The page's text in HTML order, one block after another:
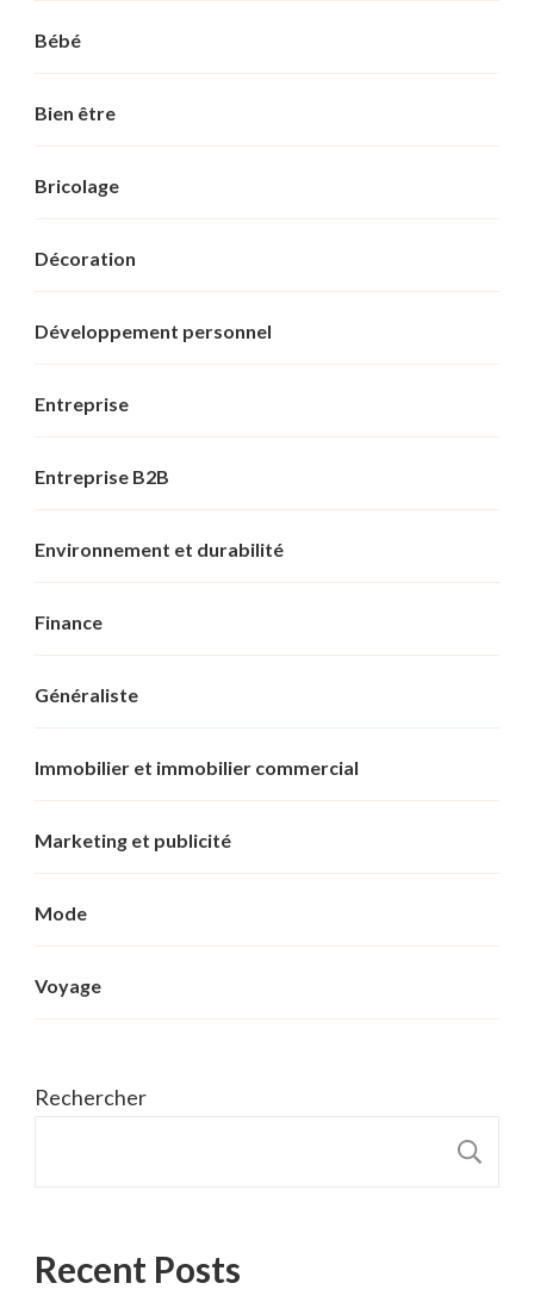
Bébé
Bien être
Bricolage
Décoration
Développement personnel
Entreprise
Entreprise B2B
Environnement et durabilité
Finance
Généraliste
Immobilier et immobilier commercial
Marketing et publicité
Mode
Voyage
Rechercher
Recent Posts